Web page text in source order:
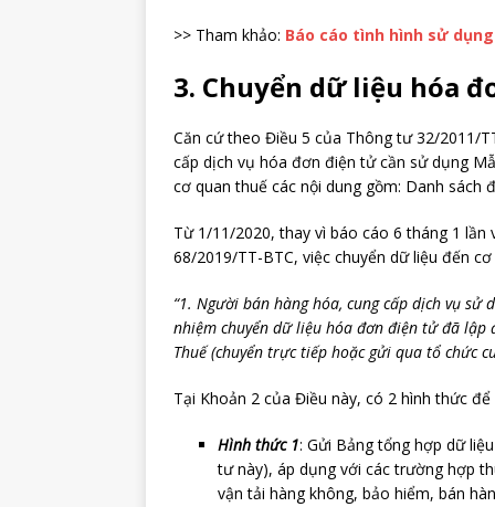
>> Tham khảo: Báo cáo tình hình sử
3. Chuyển dữ liệu hóa
Căn cứ theo Điều 5 của Thông tư 32/2011/
cấp dịch vụ hóa đơn điện tử cần sử dụng
cơ quan thuế các nội dung gồm: Danh
Từ 1/11/2020, thay vì báo cáo 6 tháng 1
68/2019/TT-BTC, việc chuyển dữ liệu đến
“1. Người bán hàng hóa, cung cấp dịch vụ
nhiệm chuyển dữ liệu hóa đơn điện tử đã lập
Thuế (chuyển trực tiếp hoặc gửi qua tổ chức
Tại Khoản 2 của Điều này, có 2 hình thức
Hình thức 1: Gửi Bảng tổng hợp dữ
tư này), áp dụng với các trường hợp
vận tải hàng không, bảo hiểm, bán